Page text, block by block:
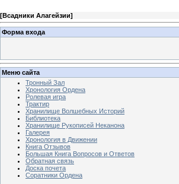
[Всадники Алагейзии]
Форма входа
Меню сайта
Тронный Зал
Хронология Ордена
Ролевая игра
Трактир
Хранилище Волшебных Историй
Библиотека
Хранилище Рукописей Неканона
Галерея
Хронология в Движении
Книга Отзывов
Большая Книга Вопросов и Ответов
Обратная связь
Доска почета
Соратники Ордена